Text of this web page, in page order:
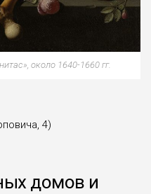
около 1640-1660 гг.
4)
домов и